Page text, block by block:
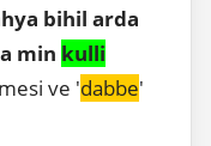
bihil arda
min kulli
ve 'dabbe'